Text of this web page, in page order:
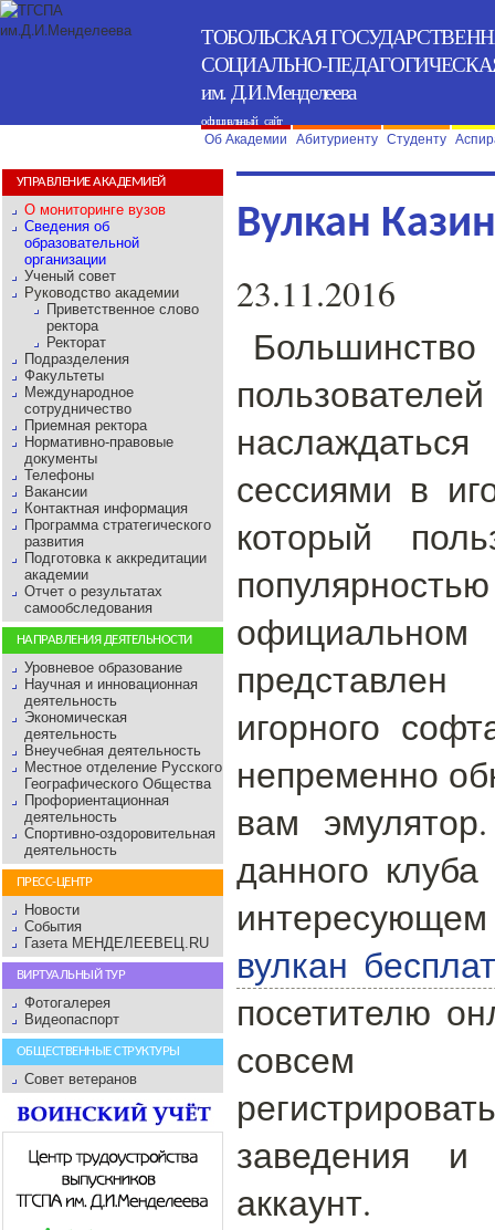
ТОБОЛЬСКАЯ
СОЦИАЛЬНО-
им. Д.И.Менделеева
официальный сайт
Об Академии
Абитуриенту Студенту
УПРАВЛЕНИЕ АКАДЕМИЕЙ
О мониторинге вузов
Сведения об
образовательной
организации
Ученый совет
Руководство академии
Приветственное слово
ректора
Ректорат
Подразделения
Факультеты
Международное
сотрудничество
Приемная ректора
Нормативно-правовые
документы
Телефоны
Вакансии
Контактная информация
Программа стратегического
развития
Подготовка к аккредитации
академии
Отчет о результатах
самообследования
НАПРАВЛЕНИЯ ДЕЯТЕЛЬНОСТИ
Уровневое образование
Научная и инновационная
деятельность
Экономическая
деятельность
Внеучебная деятельность
Местное отделение Русского
Географического Общества
Профориентационная
деятельность
Спортивно-оздоровительная
деятельность
ПРЕСС-ЦЕНТР
Новости
События
Газета МЕНДЕЛЕЕВЕЦ.RU
ВИРТУАЛЬНЫЙ ТУР
Фотогалерея
Видеопаспорт
ОБЩЕСТВЕННЫЕ СТРУКТУРЫ
Совет ветеранов
Вулкан
23.11.2016
сессиями в
который
игорного
непременно
вам
данного
вулкан
посетителю
совсем
заведения и
аккаунт.